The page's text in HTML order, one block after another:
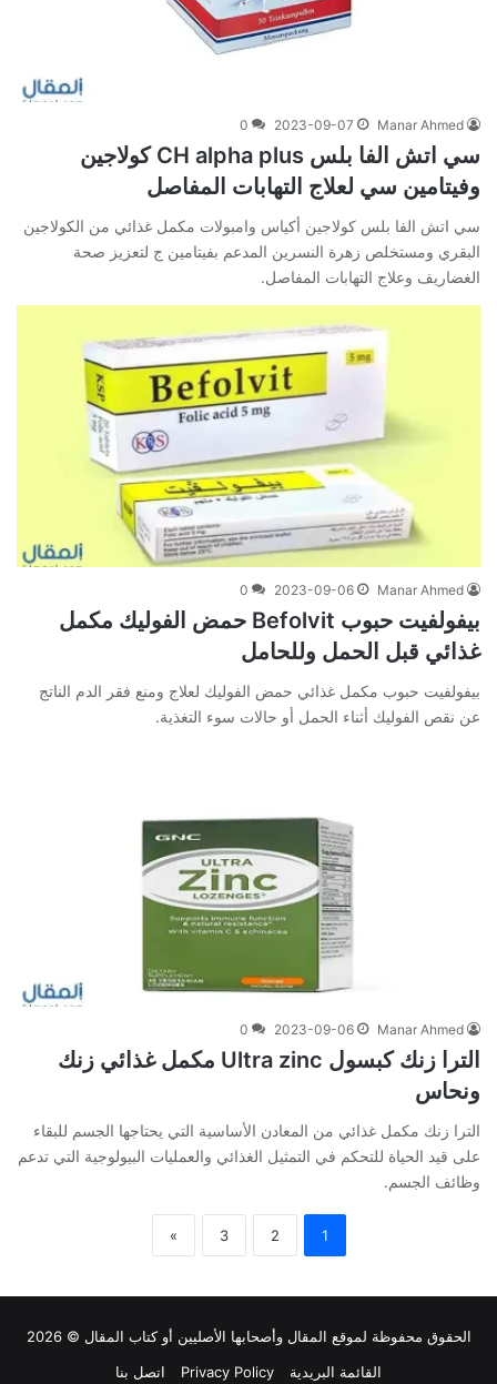
Manar Ahmed
2023-09-07
0
سي اتش الفا بلس CH alpha plus كولاجين
وفيتامين سي لعلاج التهابات المفاصل
سي اتش الفا بلس كولاجين أكياس وامبولات مكمل غذائي من الكولاجين
البقري ومستخلص زهرة النسرين المدعم بفيتامين ج لتعزيز صحة
الغضاريف وعلاج التهابات المفاصل.
Manar Ahmed
2023-09-06
0
بيفولفيت حبوب Befolvit حمض الفوليك مكمل
غذائي قبل الحمل وللحامل
بيفولفيت حبوب مكمل غذائي حمض الفوليك لعلاج ومنع فقر الدم الناتج
عن نقص الفوليك أثناء الحمل أو حالات سوء التغذية.
Manar Ahmed
2023-09-06
0
الترا زنك كبسول Ultra zinc مكمل غذائي زنك
ونحاس
الترا زنك مكمل غذائي من المعادن الأساسية التي يحتاجها الجسم للبقاء
على قيد الحياة للتحكم في التمثيل الغذائي والعمليات البيولوجية التي تدعم
وظائف الجسم.
1
2
3
»
الحقوق محفوظة لموقع المقال وأصحابها الأصليين أو كتاب المقال © 2026
القائمة البريدية
Privacy Policy اتصل بنا